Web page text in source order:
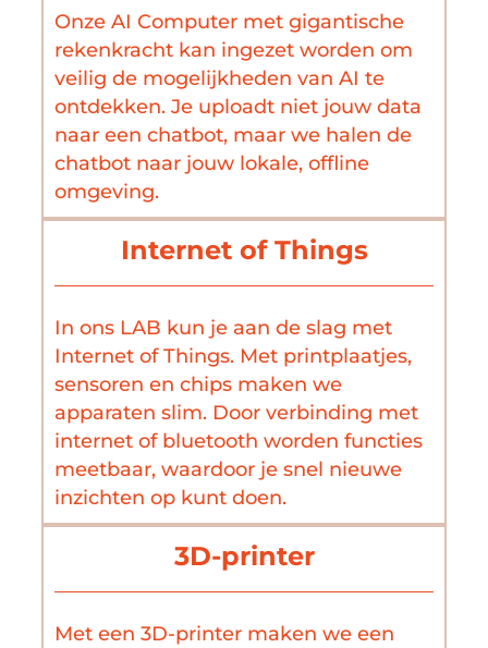
Onze AI Computer met gigantische
rekenkracht kan ingezet worden om
veilig de mogelijkheden van AI te
ontdekken. Je uploadt niet jouw data
naar een chatbot, maar we halen de
chatbot naar jouw lokale, offline
omgeving.
Internet of Things
In ons LAB kun je aan de slag met
Internet of Things. Met printplaatjes,
sensoren en chips maken we
apparaten slim. Door verbinding met
internet of bluetooth worden functies
meetbaar, waardoor je snel nieuwe
inzichten op kunt doen.
3D-printer
Met een 3D-printer maken we een